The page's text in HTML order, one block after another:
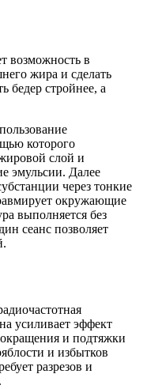
возможность в
жира и сделать
стройнее, а
которого
слой и
эмульсии. Далее
через тонкие
окружающие
выполняется без
сеанс позволяет
усиливает эффект
и подтяжки
и избытков
разрезов и